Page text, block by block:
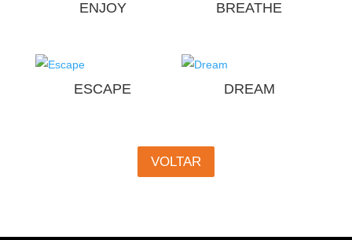
ENJOY BREATHE
ESCAPE DREAM
VOLTAR